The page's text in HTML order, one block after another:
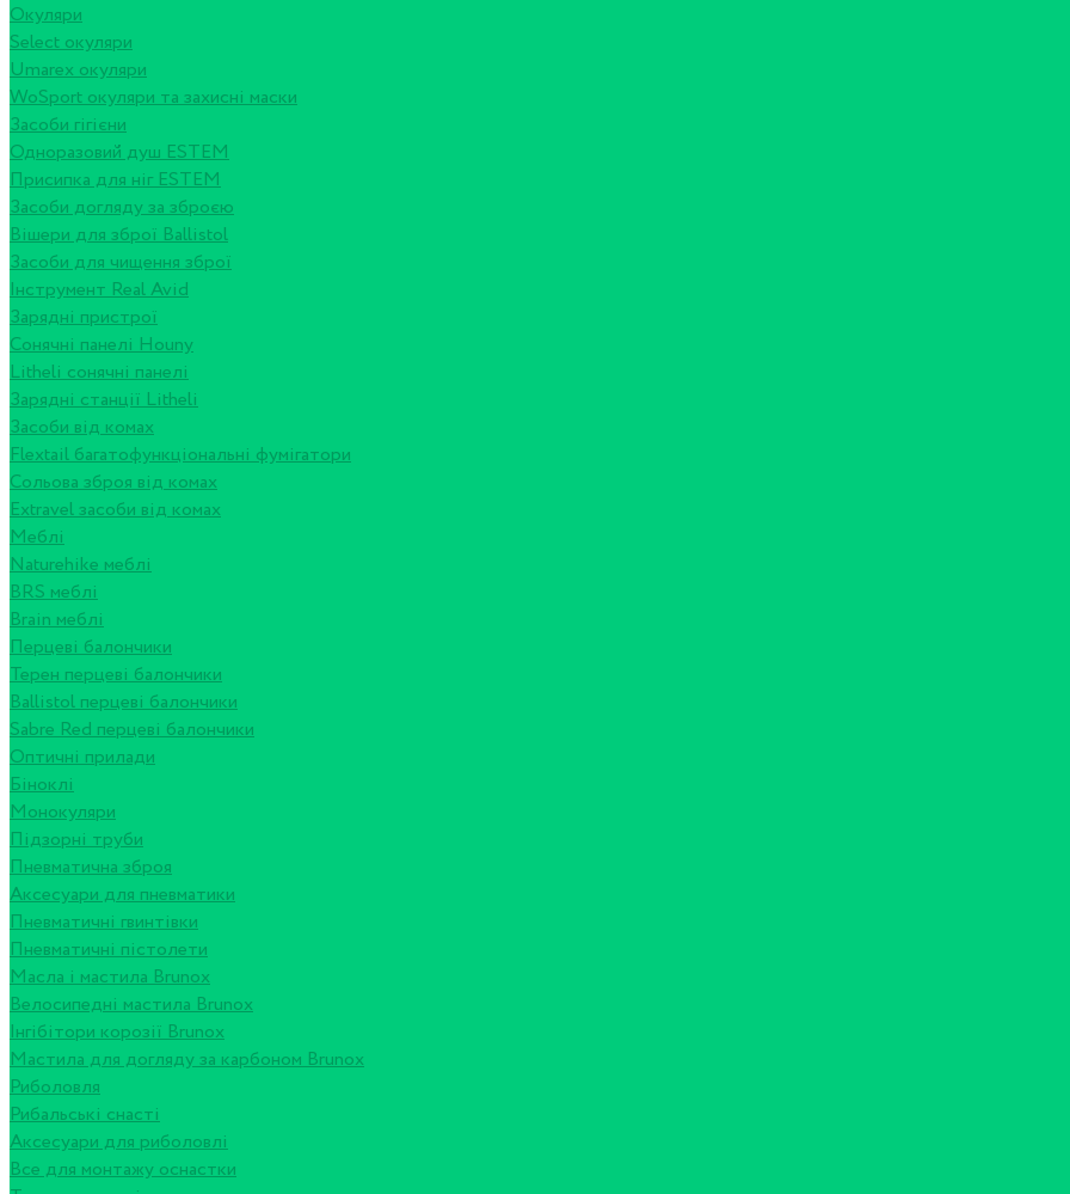
Окуляри
Select окуляри
Umarex окуляри
WoSport окуляри та захисні маски
Засоби гігієни
Одноразовий душ ESTEM
Присипка для ніг ESTEM
Засоби догляду за зброєю
Вішери для зброї Ballistol
Засоби для чищення зброї
Інструмент Real Avid
Зарядні пристрої
Сонячні панелі Houny
Litheli сонячні панелі
Зарядні станції Litheli
Засоби від комах
Flextail багатофункціональні фумігатори
Сольова зброя від комах
Extravel засоби від комах
Меблі
Naturehike меблі
BRS меблі
Brain меблі
Перцеві балончики
Терен перцеві балончики
Ballistol перцеві балончики
Sabre Red перцеві балончики
Оптичні прилади
Біноклі
Монокуляри
Підзорні труби
Пневматична зброя
Аксесуари для пневматики
Пневматичні гвинтівки
Пневматичні пістолети
Масла і мастила Brunox
Велосипедні мастила Brunox
Інгібітори корозії Brunox
Мастила для догляду за карбоном Brunox
Риболовля
Рибальські снасті
Аксесуари для риболовлі
Все для монтажу оснастки